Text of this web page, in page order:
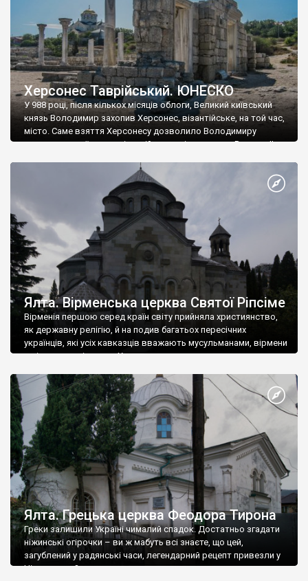
Херсонес Таврійський. ЮНЕСКО
У 988 році, після кількох місяців облоги, Великий київський
князь Володимир захопив Херсонес, візантійське, на той час,
місто. Саме взяття Херсонесу дозволило Володимиру
диктувати свої умови візантійському імператору Василю ІІ, та
Херсонесі Володимир-язичник, став Василем-християнином.
А потім було Хрещення Русі. На честь Херсонесу Таврійського
Ялта. Вірменська церква Святої Ріпсіме
Вірменія першою серед країн світу прийняла християнство,
як державну релігію, й на подив багатьох пересічних
українців, які усіх кавказців вважають мусульманами, вірмени
є відданими вірянами Христа
Ялта. Грецька церква Феодора Тирона
Греки залишили Україні чималий спадок. Достатньо згадати
ніжинські огірочки – ви ж мабуть всі знаєте, що цей,
загублений у радянські часи, легендарний рецепт привезли у
Ніжин греки?